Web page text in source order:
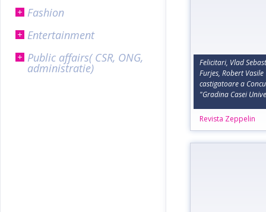
Felicitari, Vlad
Furjes, Robert
castigatoare a
"Gradina Casei
Revista Zeppelin
Fashion
Entertainment
Public affairs( CSR, ONG,
administratie)